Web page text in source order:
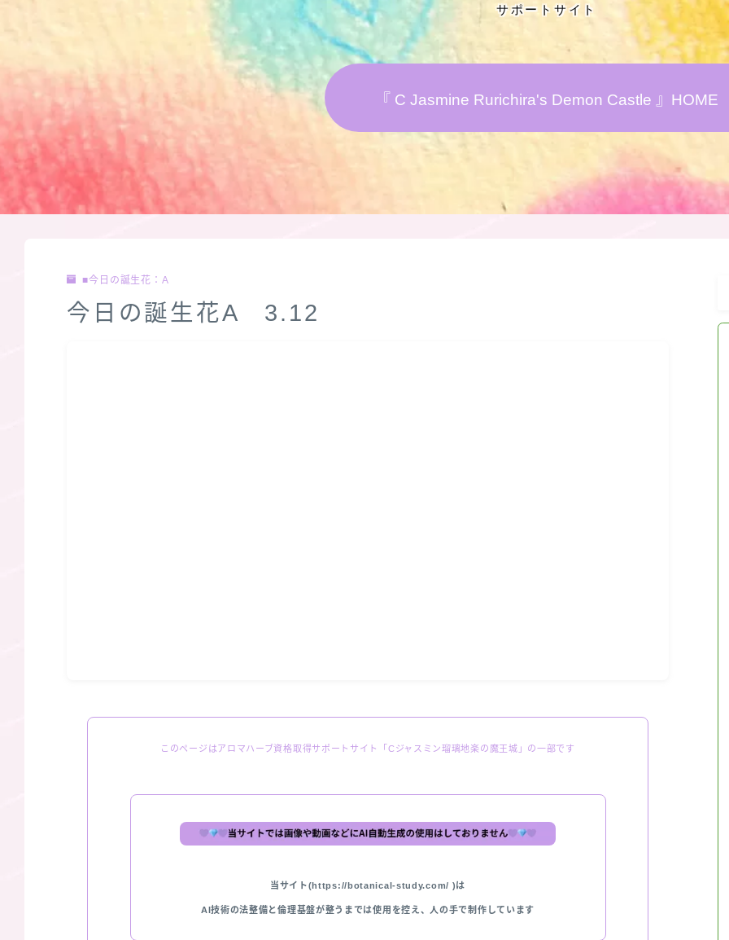
プロフィール
アロマハーブアンケート
おすすめ商品＆レビュー
★スペシャルアロマハーブ４択クイズ
FAQ
サポートサイト
『 C Jasmine Rurichira's Demon Castle 』HOME
■今日の誕生花：A
今日の誕生花A 3.12
このページはアロマハーブ資格取得サポートサイト「Cジャスミン瑠璃地楽の魔王城」の一部です
当サイト(https://botanical-study.com/ )は
AI技術の法整備と倫理基盤が整うまでは使用を控え、人の手で制作しています